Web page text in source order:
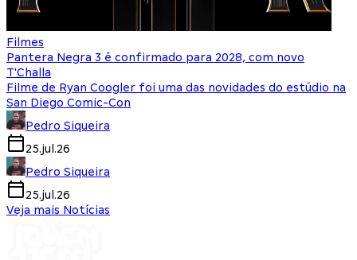
Filmes
Pantera Negra 3 é confirmado para 2028, com novo
T'Challa
Filme de Ryan Coogler foi uma das novidades do estúdio na
San Diego Comic-Con
Pedro Siqueira
25.jul.26
Pedro Siqueira
25.jul.26
Veja mais Notícias